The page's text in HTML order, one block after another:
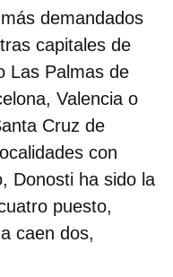
demandados
capitales de
Las Palmas de
Valencia o
Cruz de
con
Donosti ha sido la
puesto,
caen dos,